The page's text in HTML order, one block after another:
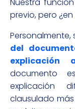
Nuestra
previo, pero
del
explicación
documento
explicación
clausulado